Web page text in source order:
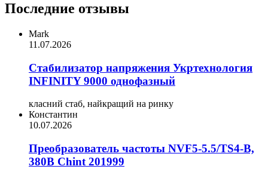
Последние отзывы
Mark
11.07.2026
Стабилизатор напряжения Укртехнология
INFINITY 9000 однофазный
класний стаб, найкращий на ринку
Константин
10.07.2026
Преобразователь частоты NVF5-5.5/TS4-B,
380В Chint 201999